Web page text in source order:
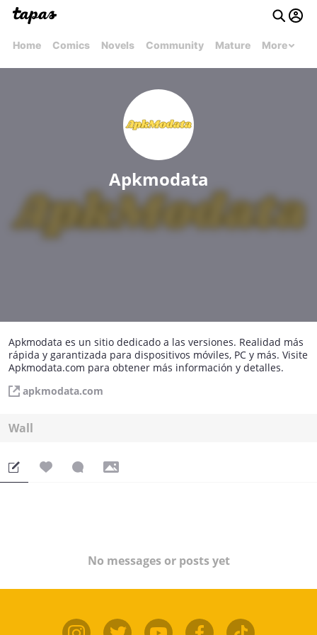
Home Comics Novels Community Mature More
Apkmodata
Apkmodata es un sitio dedicado a las versiones. Realidad más
rápida y garantizada para dispositivos móviles, PC y más. Visite
Apkmodata.com para obtener más información y detalles.
apkmodata.com
Wall
No messages or posts yet